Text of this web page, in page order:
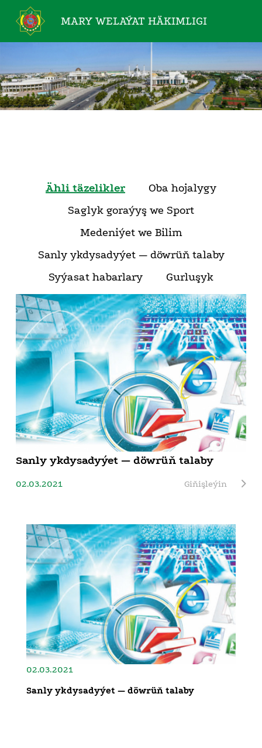
MARY WELAÝAT HÄKIMLIGI
Ähli täzelikler
Oba hojalygy
Saglyk goraýyş we Sport
Medeniýet we Bilim
Sanly ykdysadyýet — döwrüň talaby
Syýasat habarlary
Gurluşyk
Sanly ykdysadyýet — döwrüň talaby
02.03.2021 Giňişleýin
02.03.2021
Sanly ykdysadyýet — döwrüň talaby